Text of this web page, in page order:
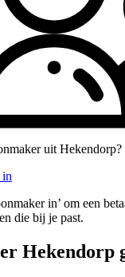
uit Hekendorp?
in
in’ om een
die bij je past.
Hekendorp